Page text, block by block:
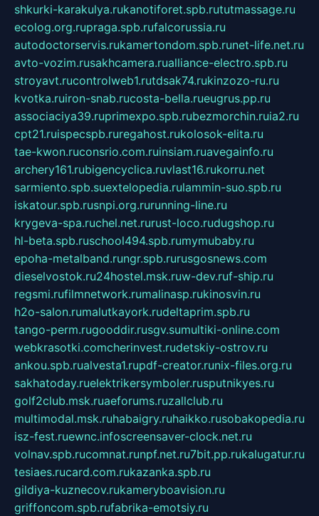
shkurki-karakulya.rukanotiforet.spb.rututmassage.ru
ecolog.org.rupraga.spb.rufalcorussia.ru
autodoctorservis.rukamertondom.spb.runet-life.net.ru
avto-vozim.rusakhcamera.rualliance-electro.spb.ru
stroyavt.rucontrolweb1.rutdsak74.rukinzozo-ru.ru
kvotka.ruiron-snab.rucosta-bella.rueugrus.pp.ru
associaciya39.ruprimexpo.spb.rubezmorchin.ruia2.ru
cpt21.ruispecspb.ruregahost.rukolosok-elita.ru
tae-kwon.ruconsrio.com.ruinsiam.ruavegainfo.ru
archery161.rubigencyclica.ruvlast16.rukorru.net
sarmiento.spb.suextelopedia.rulammin-suo.spb.ru
iskatour.spb.rusnpi.org.rurunning-line.ru
krygeva-spa.ruchel.net.rurust-loco.rudugshop.ru
hl-beta.spb.ruschool494.spb.rumymubaby.ru
epoha-metalband.rungr.spb.rurusgosnews.com
dieselvostok.ru24hostel.msk.ruw-dev.ruf-ship.ru
regsmi.rufilmnetwork.rumalinasp.rukinosvin.ru
h2o-salon.rumalutkayork.rudeltaprim.spb.ru
tango-perm.rugooddir.rusgv.sumultiki-online.com
webkrasotki.comcherinvest.rudetskiy-ostrov.ru
ankou.spb.rualvesta1.rupdf-creator.runix-files.org.ru
sakhatoday.ruelektrikersymboler.rusputnikyes.ru
golf2club.msk.ruaeforums.ruzallclub.ru
multimodal.msk.ruhabaigry.ruhaikko.rusobakopedia.ru
isz-fest.ruewnc.infoscreensaver-clock.net.ru
volnav.spb.rucomnat.runpf.net.ru7bit.pp.rukalugatur.ru
tesiaes.rucard.com.rukazanka.spb.ru
gildiya-kuznecov.rukameryboavision.ru
griffoncom.spb.rufabrika-emotsiy.ru